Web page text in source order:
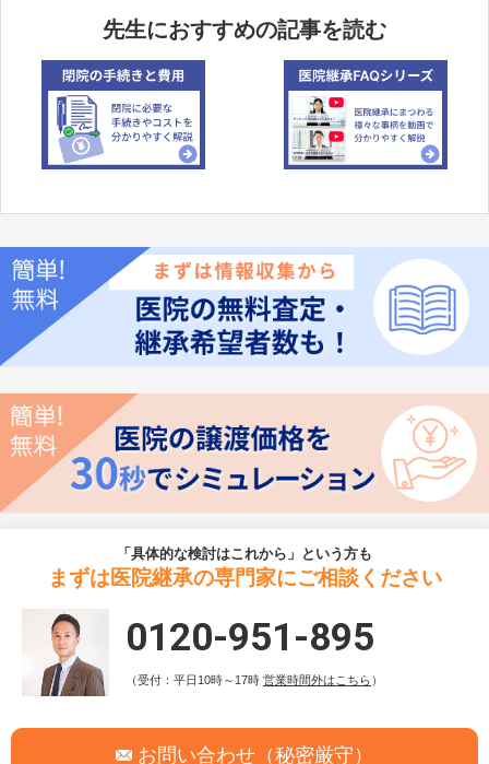
先生におすすめの記事を読む
「具体的な検討はこれから」という方も
まずは医院継承の専門家にご相談ください
0120-951-895
（受付：平日10時～17時 営業時間外はこちら ）
お問い合わせ（秘密厳守）